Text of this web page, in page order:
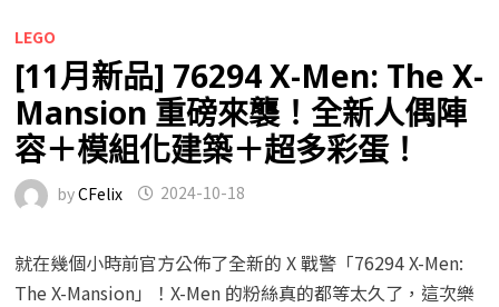
LEGO
[11月新品] 76294 X-Men: The X-
Mansion 重磅來襲！全新人偶陣
容＋模組化建築＋超多彩蛋！
byCFelix 2024-10-18
就在幾個小時前官方公佈了全新的 X 戰警「76294 X-Men:
The X-Mansion」！X-Men 的粉絲真的都等太久了，這次樂